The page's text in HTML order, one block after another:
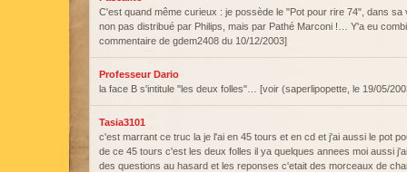
C'est quand même curieux : je possède le "Pot pour rire 74", dans sa
non pas distribué par Philips, mais par Pathé Marconi !… Y'a eu
commentaire de gdem2408 du 10/12/2003]
Professeur Dario
la face B s'intitule "les deux folles"… [voir (saperlipopette, le 19/05/
Tasia3101
c'est marrant ce truc la je l'ai en 45 tours et en cd et j'ai aussi le pot
de ce 45 tours c'est les deux folles il ya quelques annees moi aussi
des questions au hasard et les reponses c'etait des morceaux de